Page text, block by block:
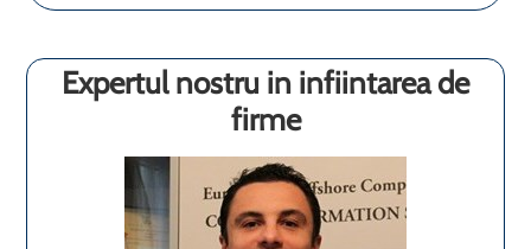
Expertul nostru in infiintarea de
firme